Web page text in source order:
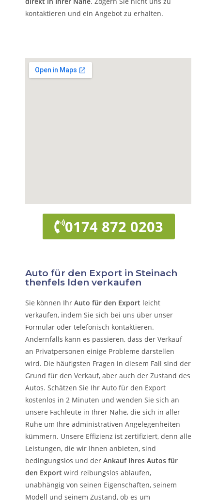
kontaktieren und ein Angebot zu erhalten.
0174 872 0203
Auto für den Export in Steinach
thenfels lden verkaufen
Sie können IhrAuto für den Export leicht
verkaufen, indem Sie sich bei uns über unser
Formular oder telefonisch kontaktieren.
Andernfalls kann es passieren, dass der Verkauf
an Privatpersonen einige Probleme darstellen
wird. Die häufigsten Fragen in diesem Fall sind der
Grund für den Verkauf, aber auch der Zustand des
Autos. Schätzen Sie Ihr Auto für den Export
kostenlos in 2 Minuten und wenden Sie sich an
unsere Fachleute in Ihrer Nähe, die sich in aller
Ruhe um Ihre administrativen Angelegenheiten
kümmern. Unsere Effizienz ist zertifiziert, denn alle
Leistungen, die wir Ihnen anbieten, sind
bedingungslos und derAnkauf Ihres Autos für
den Export wird reibungslos ablaufen,
unabhängig von seinen Eigenschaften, seinem
Modell und seinem Zustand, ob es um